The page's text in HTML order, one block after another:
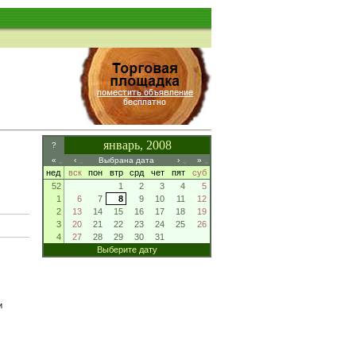
? январь, 2008
« ‹ Выбрана дата › »
нед вск пон втр срд чет пят
суб
52
1 2 3 4
5
1
6 7 8 9 10 11
12
2
13 14 15 16 17 18
19
3
20 21 22 23 24 25
26
4
27 28 29 30
31
Выберите дату